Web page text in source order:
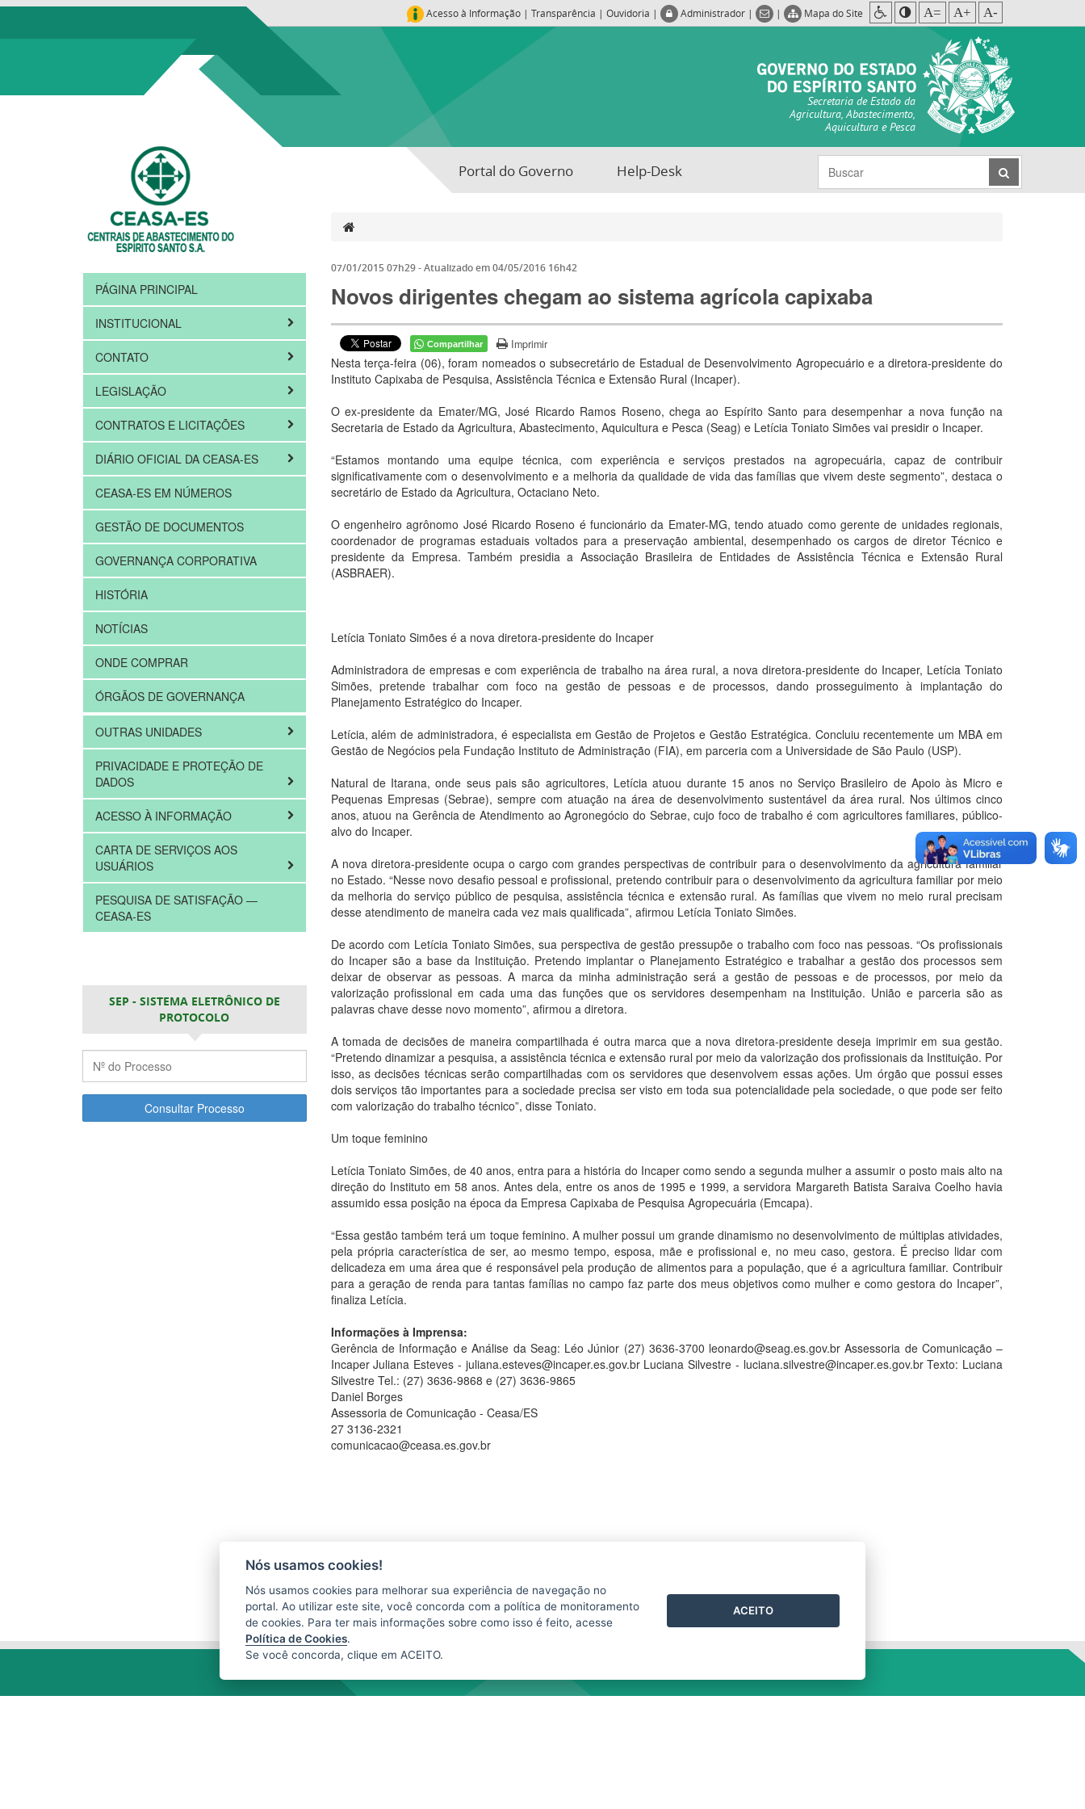
Acesso à Informação | Transparência | Ouvidoria | Administrador | | Mapa do Site A= A+ A-
Secretaria de Estado da
Agricultura, Abastecimento,
Aquicultura e Pesca
Portal do Governo Help-Desk
PÁGINA PRINCIPAL
INSTITUCIONAL
CONTATO
LEGISLAÇÃO
CONTRATOS E LICITAÇÕES
DIÁRIO OFICIAL DA CEASA-ES
CEASA-ES EM NÚMEROS
GESTÃO DE DOCUMENTOS
GOVERNANÇA CORPORATIVA
HISTÓRIA
NOTÍCIAS
ONDE COMPRAR
ÓRGÃOS DE GOVERNANÇA
OUTRAS UNIDADES
PRIVACIDADE E PROTEÇÃO DE
DADOS
ACESSO À INFORMAÇÃO
CARTA DE SERVIÇOS AOS
USUÁRIOS
PESQUISA DE SATISFAÇÃO —
CEASA-ES
SEP - SISTEMA ELETRÔNICO DE
PROTOCOLO
Consultar Processo
07/01/2015 07h29- Atualizado em04/05/2016 16h42
Novos dirigentes chegam ao sistema agrícola capixaba
Compartilhar Imprimir
Nesta terça-feira (06), foram nomeados o subsecretário de Estadual de Desenvolvimento Agropecuário e a diretora-presidente do
Instituto Capixaba de Pesquisa, Assistência Técnica e Extensão Rural (Incaper).
O ex-presidente da Emater/MG, José Ricardo Ramos Roseno, chega ao Espírito Santo para desempenhar a nova função na
Secretaria de Estado da Agricultura, Abastecimento, Aquicultura e Pesca (Seag) e Letícia Toniato Simões vai presidir o Incaper.
“Estamos montando uma equipe técnica, com experiência e serviços prestados na agropecuária, capaz de contribuir
significativamente com o desenvolvimento e a melhoria da qualidade de vida das famílias que vivem deste segmento”, destaca o
secretário de Estado da Agricultura, Octaciano Neto.
O engenheiro agrônomo José Ricardo Roseno é funcionário da Emater-MG, tendo atuado como gerente de unidades regionais,
coordenador de programas estaduais voltados para a preservação ambiental, desempenhado os cargos de diretor Técnico e
presidente da Empresa. Também presidia a Associação Brasileira de Entidades de Assistência Técnica e Extensão Rural
(ASBRAER).
Letícia Toniato Simões é a nova diretora-presidente do Incaper
Administradora de empresas e com experiência de trabalho na área rural, a nova diretora-presidente do Incaper, Letícia Toniato
Simões, pretende trabalhar com foco na gestão de pessoas e de processos, dando prosseguimento à implantação do
Planejamento Estratégico do Incaper.
Letícia, além de administradora, é especialista em Gestão de Projetos e Gestão Estratégica. Concluiu recentemente um MBA em
Gestão de Negócios pela Fundação Instituto de Administração (FIA), em parceria com a Universidade de São Paulo (USP).
Natural de Itarana, onde seus pais são agricultores, Letícia atuou durante 15 anos no Serviço Brasileiro de Apoio às Micro e
Pequenas Empresas (Sebrae), sempre com atuação na área de desenvolvimento sustentável da área rural. Nos últimos cinco
anos, atuou na Gerência de Atendimento ao Agronegócio do Sebrae, cujo foco de trabalho é com agricultores familiares, público-
alvo do Incaper.
A nova diretora-presidente ocupa o cargo com grandes perspectivas de contribuir para o desenvolvimento da agricultura familiar
no Estado. “Nesse novo desafio pessoal e profissional, pretendo contribuir para o desenvolvimento da agricultura familiar por meio
da melhoria do serviço público de pesquisa, assistência técnica e extensão rural. As famílias que vivem no meio rural precisam
desse atendimento de maneira cada vez mais qualificada”, afirmou Letícia Toniato Simões.
De acordo com Letícia Toniato Simões, sua perspectiva de gestão pressupõe o trabalho com foco nas pessoas. “Os profissionais
do Incaper são a base da Instituição. Pretendo implantar o Planejamento Estratégico e trabalhar a gestão dos processos sem
deixar de observar as pessoas. A marca da minha administração será a gestão de pessoas e de processos, por meio da
valorização profissional em cada uma das funções que os servidores desempenham na Instituição. União e parceria são as
palavras chave desse novo momento”, afirmou a diretora.
A tomada de decisões de maneira compartilhada é outra marca que a nova diretora-presidente deseja imprimir em sua gestão.
“Pretendo dinamizar a pesquisa, a assistência técnica e extensão rural por meio da valorização dos profissionais da Instituição. Por
isso, as decisões técnicas serão compartilhadas com os servidores que desenvolvem essas ações. Um órgão que possui esses
dois serviços tão importantes para a sociedade precisa ser visto em toda sua potencialidade pela sociedade, o que pode ser feito
com valorização do trabalho técnico”, disse Toniato.
Um toque feminino
Letícia Toniato Simões, de 40 anos, entra para a história do Incaper como sendo a segunda mulher a assumir o posto mais alto na
direção do Instituto em 58 anos. Antes dela, entre os anos de 1995 e 1999, a servidora Margareth Batista Saraiva Coelho havia
assumido essa posição na época da Empresa Capixaba de Pesquisa Agropecuária (Emcapa).
“Essa gestão também terá um toque feminino. A mulher possui um grande dinamismo no desenvolvimento de múltiplas atividades,
pela própria característica de ser, ao mesmo tempo, esposa, mãe e profissional e, no meu caso, gestora. É preciso lidar com
delicadeza em uma área que é responsável pela produção de alimentos para a população, que é a agricultura familiar. Contribuir
para a geração de renda para tantas famílias no campo faz parte dos meus objetivos como mulher e como gestora do Incaper”,
finaliza Letícia.
Informações à Imprensa:
Gerência de Informação e Análise da Seag: Léo Júnior (27) 3636-3700 leonardo@seag.es.gov.br Assessoria de Comunicação –
Incaper Juliana Esteves - juliana.esteves@incaper.es.gov.br Luciana Silvestre - luciana.silvestre@incaper.es.gov.br Texto: Luciana
Silvestre Tel.: (27) 3636-9868 e (27) 3636-9865
Daniel Borges
Assessoria de Comunicação - Ceasa/ES
27 3136-2321
comunicacao@ceasa.es.gov.br
Nós usamos cookies!
Nós usamos cookies para melhorar sua experiência de navegação no
portal. Ao utilizar este site, você concorda com a política de monitoramento
de cookies. Para ter mais informações sobre como isso é feito, acesse
Política de Cookies.
Se você concorda, clique em ACEITO.
ACEITO